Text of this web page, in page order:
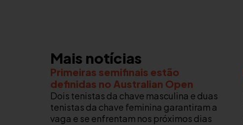
Mais notícias
Primeiras semifinais estão
definidas no Australian Open
Dois tenistas da chave masculina e duas
tenistas da chave feminina garantiram a
vaga e se enfrentam nos próximos dias